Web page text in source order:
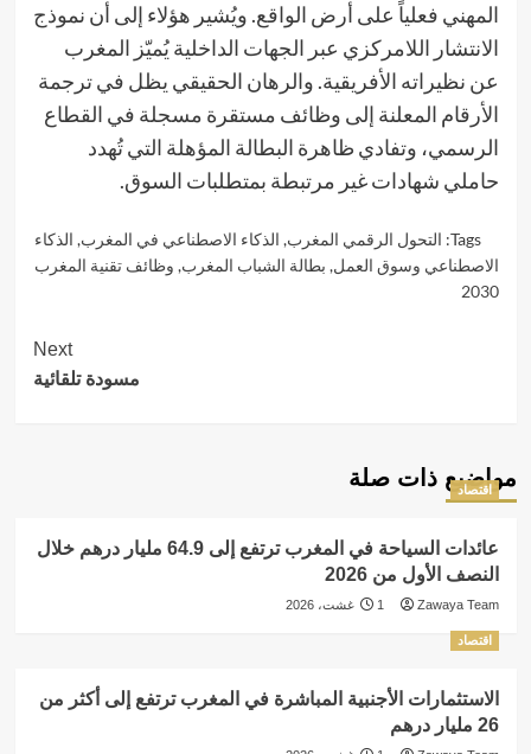
المهني فعلياً على أرض الواقع. ويُشير هؤلاء إلى أن نموذج
الانتشار اللامركزي عبر الجهات الداخلية يُميّز المغرب
عن نظيراته الأفريقية. والرهان الحقيقي يظل في ترجمة
الأرقام المعلنة إلى وظائف مستقرة مسجلة في القطاع
الرسمي، وتفادي ظاهرة البطالة المؤهلة التي تُهدد
حاملي شهادات غير مرتبطة بمتطلبات السوق.
Tags: التحول الرقمي المغرب, الذكاء الاصطناعي في المغرب, الذكاء
الاصطناعي وسوق العمل, بطالة الشباب المغرب, وظائف تقنية المغرب
2030
Next
مسودة تلقائية
مواضيع ذات صلة
اقتصاد
عائدات السياحة في المغرب ترتفع إلى 64.9 مليار درهم خلال
النصف الأول من 2026
Zawaya Team 1 غشت، 2026
اقتصاد
الاستثمارات الأجنبية المباشرة في المغرب ترتفع إلى أكثر من
26 مليار درهم